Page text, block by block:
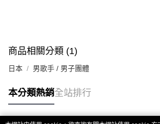
商品相關分類 (1)
日本 男歌手 / 男子團體
本分類熱銷全站排行